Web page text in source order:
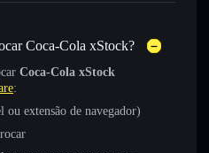
Coca-Cola xStock?
Coca-Cola xStock
:
extensão de navegador)